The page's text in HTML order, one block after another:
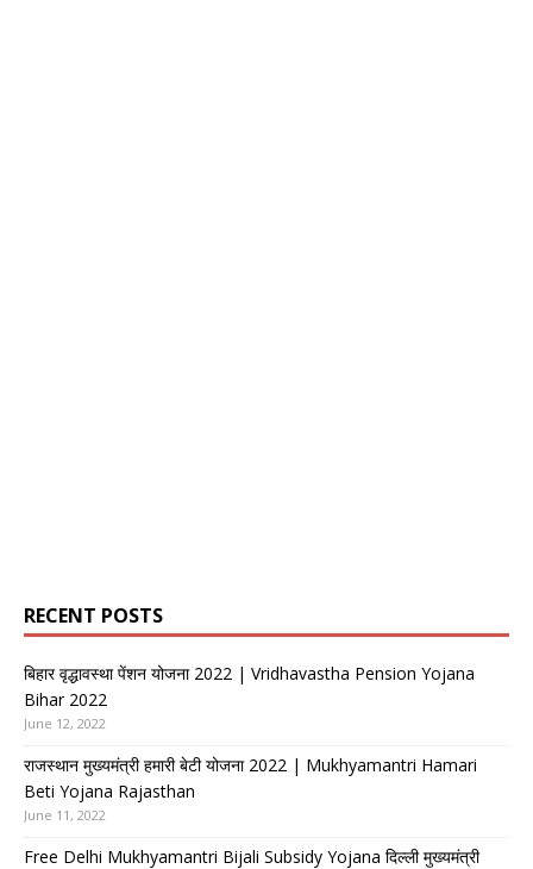
RECENT POSTS
बिहार वृद्धावस्था पेंशन योजना 2022 | Vridhavastha Pension Yojana
Bihar 2022
June 12, 2022
राजस्थान मुख्यमंत्री हमारी बेटी योजना 2022 | Mukhyamantri Hamari
Beti Yojana Rajasthan
June 11, 2022
Free Delhi Mukhyamantri Bijali Subsidy Yojana दिल्ली मुख्यमंत्री